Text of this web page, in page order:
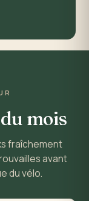
mois
fraîchement
avant
du vélo.